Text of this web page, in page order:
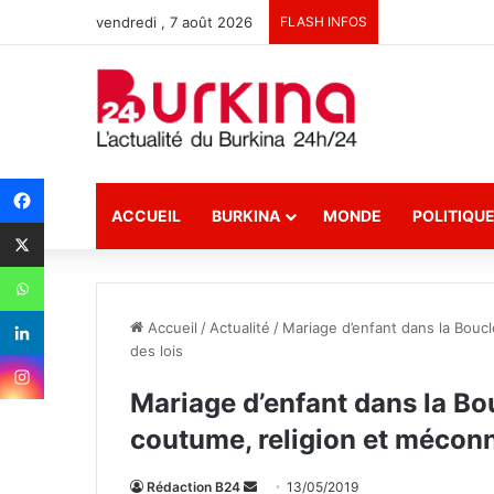
vendredi , 7 août 2026 FLASH INFOS
ACCUEIL BURKINA MONDE POLITIQUE
Accueil / Actualité / Mariage d’enfant dans la
des lois
Mariage d’enfant dans la
coutume, religion et
Rédaction B24 13/05/2019